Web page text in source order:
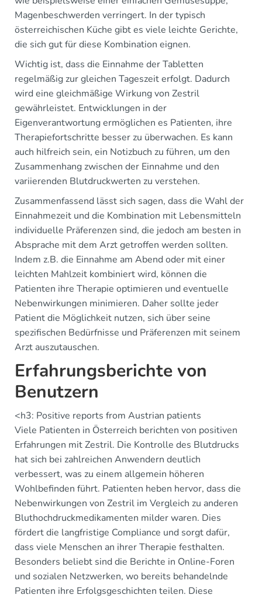
Magenbeschwerden verringert. In der typisch
österreichischen Küche gibt es viele leichte Gerichte,
die sich gut für diese Kombination eignen.
Wichtig ist, dass die Einnahme der Tabletten
regelmäßig zur gleichen Tageszeit erfolgt. Dadurch
wird eine gleichmäßige Wirkung von Zestril
gewährleistet. Entwicklungen in der
Eigenverantwortung ermöglichen es Patienten, ihre
Therapiefortschritte besser zu überwachen. Es kann
auch hilfreich sein, ein Notizbuch zu führen, um den
Zusammenhang zwischen der Einnahme und den
variierenden Blutdruckwerten zu verstehen.
Zusammenfassend lässt sich sagen, dass die Wahl der
Einnahmezeit und die Kombination mit Lebensmitteln
individuelle Präferenzen sind, die jedoch am besten in
Absprache mit dem Arzt getroffen werden sollten.
Indem z.B. die Einnahme am Abend oder mit einer
leichten Mahlzeit kombiniert wird, können die
Patienten ihre Therapie optimieren und eventuelle
Nebenwirkungen minimieren. Daher sollte jeder
Patient die Möglichkeit nutzen, sich über seine
spezifischen Bedürfnisse und Präferenzen mit seinem
Arzt auszutauschen.
Erfahrungsberichte von
Benutzern
<h3: Positive reports from Austrian patients
Viele Patienten in Österreich berichten von positiven
Erfahrungen mit Zestril. Die Kontrolle des Blutdrucks
hat sich bei zahlreichen Anwendern deutlich
verbessert, was zu einem allgemein höheren
Wohlbefinden führt. Patienten heben hervor, dass die
Nebenwirkungen von Zestril im Vergleich zu anderen
Bluthochdruckmedikamenten milder waren. Dies
fördert die langfristige Compliance und sorgt dafür,
dass viele Menschen an ihrer Therapie festhalten.
Besonders beliebt sind die Berichte in Online-Foren
und sozialen Netzwerken, wo bereits behandelnde
Patienten ihre Erfolgsgeschichten teilen. Diese